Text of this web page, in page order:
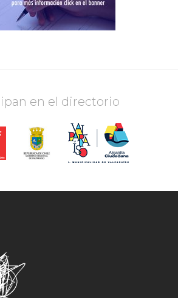
en el directorio